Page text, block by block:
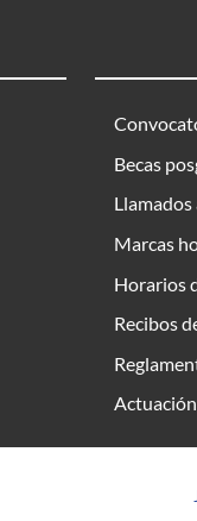
Becas
Marcas
Horarios
Recibos